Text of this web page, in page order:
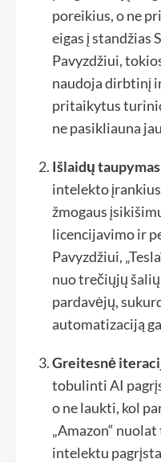
poreikius, o ne
eigas į standžias
Pavyzdžiui,
naudoja dirbtinį
pritaikytus
ne pasikliauna
Išlaidų
intelekto
žmogaus
licencijavimo ir
Pavyzdžiui,
nuo trečiųjų
pardavėjų,
automatizaciją
Greitesnė
tobulinti AI
o ne laukti, kol
„Amazon“
intelektu